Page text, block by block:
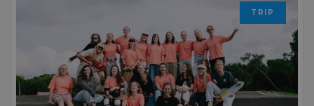
TRIP